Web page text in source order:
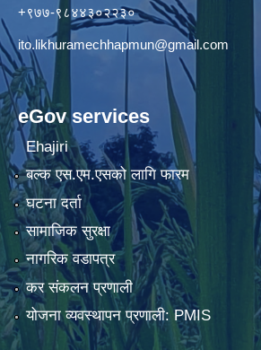
+९७७-९८४४३०२२३०
ito.likhuramechhapmun@gmail.com
eGov services
Ehajiri
बल्क एस.एम.एसको लागि फारम
घटना दर्ता
सामाजिक सुरक्षा
नागरिक वडापत्र
कर संकलन प्रणाली
योजना व्यवस्थापन प्रणाली: PMIS